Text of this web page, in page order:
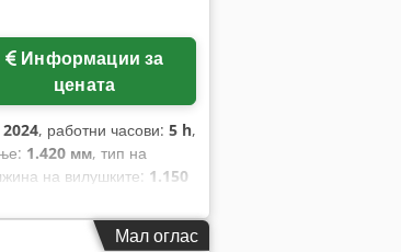
цената
2024, работни часови: 5 h,
1.420 мм, тип на
на вилушките: 1.150
Мал оглас